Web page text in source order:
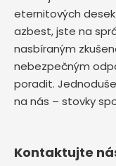
eternitových
azbest, jste na
nasbíraným
nebezpečným
poradit.
na nás – stovky
Kontaktujte